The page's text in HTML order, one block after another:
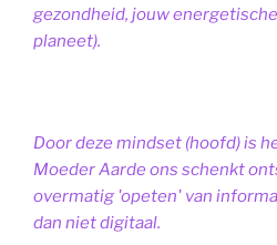
gezondheid, jouw energetische
planeet).
Door deze mindset (hoofd) is
Moeder Aarde ons schenkt
overmatig 'opeten' van
dan niet digitaal.